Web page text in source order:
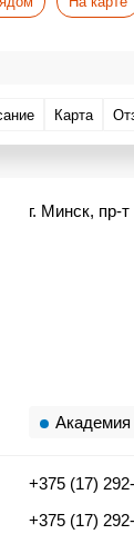
Карта
г. Минск, пр-
Академия
+375 (17)
+375 (17)